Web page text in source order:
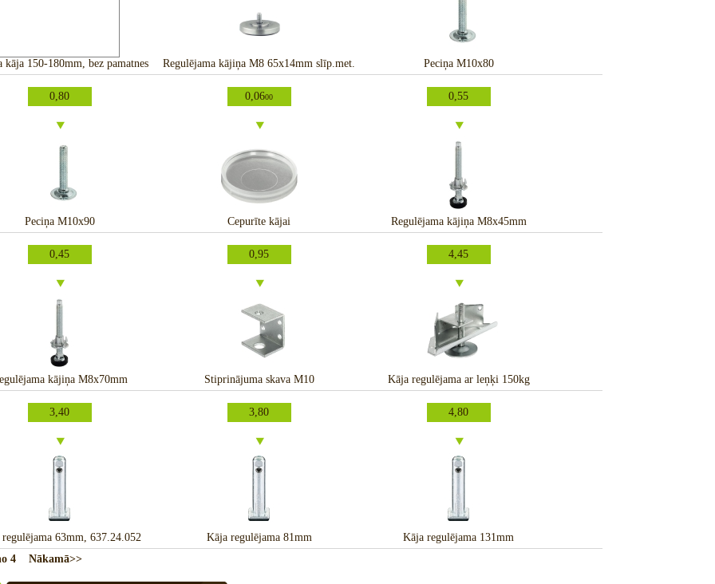
kāja 150-180mm, bez pamatnes Regulējama kājiņa M8 65x14mm slīp.met. Peciņa M10x80
0,80
Peciņa M10x90
0,0600
Cepurīte kājai
0,55
Regulējama kājiņa M8x45mm
0,45
kājiņa M8x70mm
0,95
Stiprinājuma skava M10
4,45
Kāja regulējama ar leņķi 150kg
3,40
63mm, 637.24.052
3,80
Kāja regulējama 81mm
4,80
Kāja regulējama 131mm
4Nākamā>>